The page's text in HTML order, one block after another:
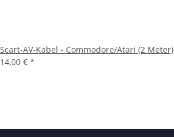
Scart-AV-Kabel - Commodore/Atari (2 Meter)
14,00 € *